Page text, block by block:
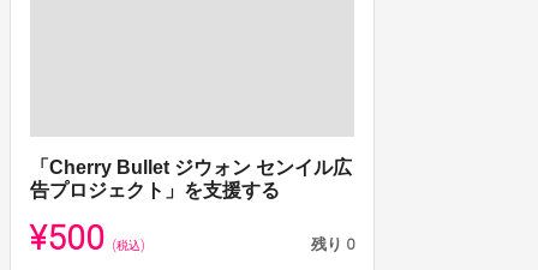
「Cherry Bullet ジウォン センイル広
告プロジェクト」を支援する
¥500 (税込) 残り 0